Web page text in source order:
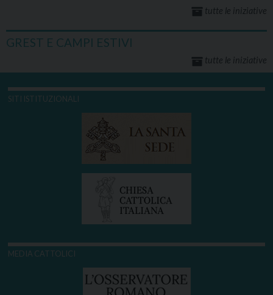
tutte le iniziative
GREST E CAMPI ESTIVI
tutte le iniziative
SITI ISTITUZIONALI
MEDIA CATTOLICI